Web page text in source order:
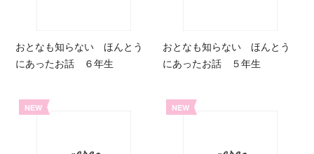
おとなも知らない ほんとう
にあったお話 ６年生
おとなも知らない ほんとう
にあったお話 ５年生
NEW NEW